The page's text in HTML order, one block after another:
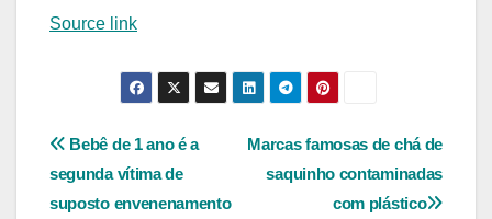
Source link
Navegação
de
Marcas famosas de chá de
saquinho contaminadas
com plástico
Bebê de 1 ano é a
segunda vítima de
suposto envenenamento